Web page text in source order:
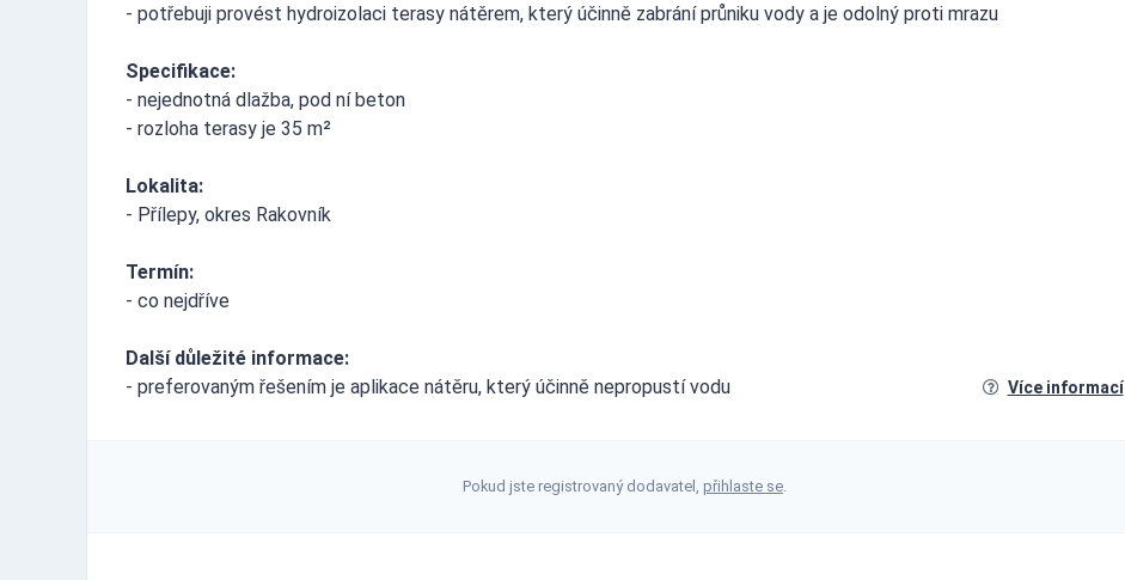
- potřebuji provést hydroizolaci terasy nátěrem, který účinně zabrání průniku vody a je odolný proti mrazu
Specifikace:
- nejednotná dlažba, pod ní beton
- rozloha terasy je 35 m²
Lokalita:
- Přílepy, okres Rakovník
Termín:
- co nejdříve
Další důležité informace:
- preferovaným řešením je aplikace nátěru, který účinně nepropustí vodu
Více informací
Pokud jste registrovaný dodavatel, přihlaste se.